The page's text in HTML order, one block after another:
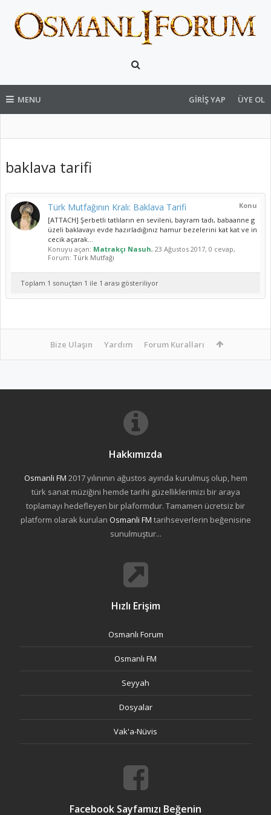
MENU GIRIŞ YAP ÜYE OL
baklava tarifi
Konu
Türk Mutfağının Kralı: Baklava Tarifi
[ATTACH] Şerbetli tatlıların en sevileni, bayram tadı, babaanne g
üzeli baklavayı evde hazırladığınız hamur bezelerini kat kat ve in
cecik açarak...
Konuyu açan: Matrakçı Nasuh, 23 Ağustos 2017, 0 cevap,
Forum: Türk Mutfağı
Toplam 1 sonuçtan 1 ile 1 arası gösteriliyor
Bize Ulaşın Yardım Forum Kuralları
Hakkımızda
Osmanli FM 2017 yılınının ağustos ayında kurulmuş olup, hem
türk sanat müziğini hemde tarihi güzelliklerimizi bir araya
toplamayı hedefleyen bir plaformdur. Tamamen ücretsiz bir
platform olarak kurulan Osmanli FM tarihseverlerin beğenisine
sunulmuştur...
Hızlı Erişim
Osmanlı Forum
Osmanlı FM
Seyyah
Dosyalar
Vak'a-Nüvis
Facebook Sayfamızı Beğenin